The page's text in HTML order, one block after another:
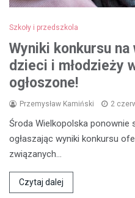
Szkoły i przedszkola
Wyniki konkursu
dzieci i młodzieży
ogłoszone!
Przemysław Kamiński 2
Środa Wielkopolska ponownie
ogłaszając wyniki konkursu
związanych…
Czytaj dalej